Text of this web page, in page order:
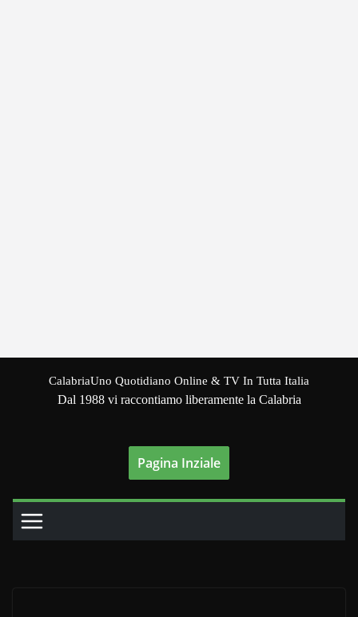
CalabriaUno Quotidiano Online & TV In Tutta Italia
Dal 1988 vi raccontiamo liberamente la Calabria
Pagina Inziale